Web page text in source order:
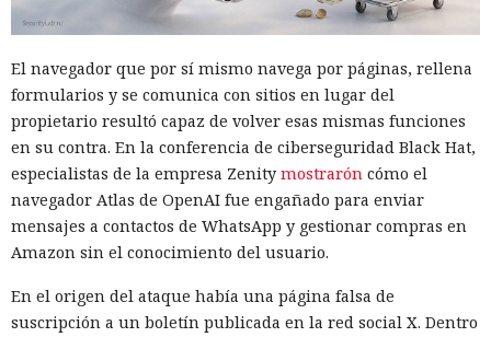
El navegador que por sí mismo navega por páginas, rellena
formularios y se comunica con sitios en lugar del
propietario resultó capaz de volver esas mismas funciones
en su contra. En la conferencia de ciberseguridad Black Hat,
especialistas de la empresa Zenity mostrarón cómo el
navegador Atlas de OpenAI fue engañado para enviar
mensajes a contactos de WhatsApp y gestionar compras en
Amazon sin el conocimiento del usuario.
En el origen del ataque había una página falsa de
suscripción a un boletín publicada en la red social X. Dentro